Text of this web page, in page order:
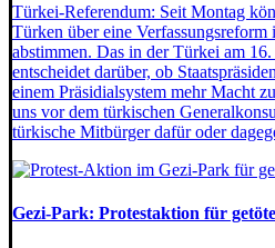
Türkei-Referendum: Seit Montag
Türken über eine
abstimmen. Das in der Türkei am
entscheidet darüber, ob
einem Präsidialsystem mehr Macht
uns vor dem türkischen
türkische Mitbürger dafür oder
Gezi-Park: Protestaktion für